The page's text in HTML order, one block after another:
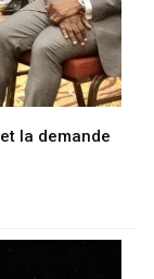
la demande